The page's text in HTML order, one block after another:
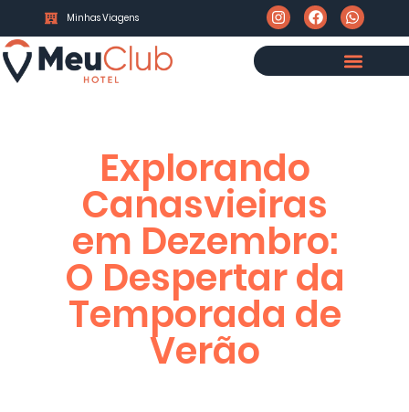
Minhas Viagens
Explorando
Canasvieiras
em Dezembro:
O Despertar da
Temporada de
Verão